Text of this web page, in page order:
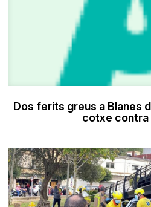
Dos ferits greus a Blanes
cotxe contra